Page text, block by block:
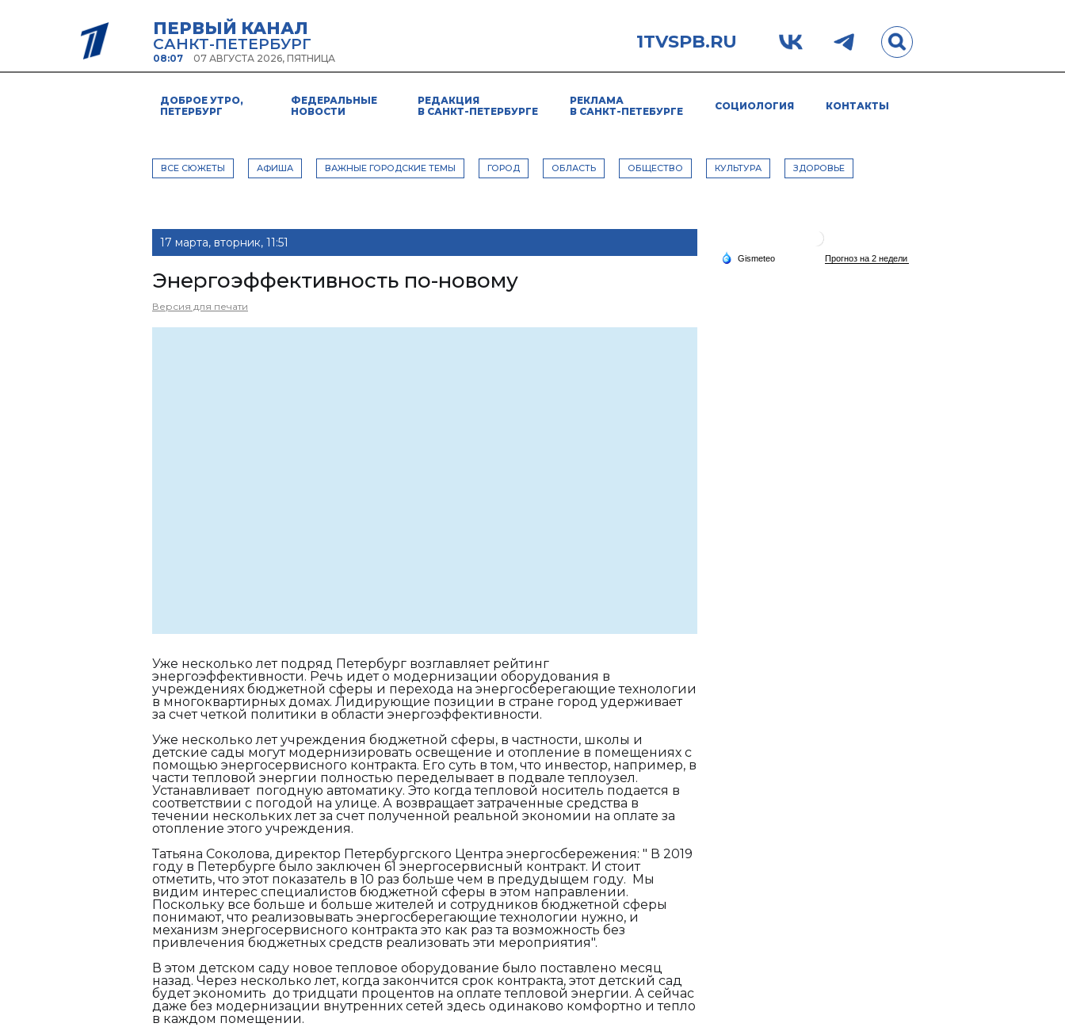
ПЕРВЫЙ КАНАЛ
САНКТ-ПЕТЕРБУРГ
08:07 07 АВГУСТА 2026, ПЯТНИЦА
1TVSPB.RU
ДОБРОЕ УТРО,
ПЕТЕРБУРГ
ФЕДЕРАЛЬНЫЕ
НОВОСТИ
РЕДАКЦИЯ
В САНКТ-ПЕТЕРБУРГЕ
РЕКЛАМА
В САНКТ-ПЕТЕБУРГЕ
СОЦИОЛОГИЯ КОНТАКТЫ
ВСЕ СЮЖЕТЫ АФИША ВАЖНЫЕ ГОРОДСКИЕ ТЕМЫ ГОРОД ОБЛАСТЬ ОБЩЕСТВО КУЛЬТУРА ЗДОРОВЬЕ
17 марта, вторник, 11:51
Энергоэффективность по-новому
Версия для печати
Уже несколько лет подряд Петербург возглавляет рейтинг
энергоэффективности. Речь идет о модернизации оборудования в
учреждениях бюджетной сферы и перехода на энергосберегающие технологии
в многоквартирных домах. Лидирующие позиции в стране город удерживает
за счет четкой политики в области энергоэффективности.
Уже несколько лет учреждения бюджетной сферы, в частности, школы и
детские сады могут модернизировать освещение и отопление в помещениях с
помощью энергосервисного контракта. Его суть в том, что инвестор, например, в
части тепловой энергии полностью переделывает в подвале теплоузел.
Устанавливает погодную автоматику. Это когда тепловой носитель подается в
соответствии с погодой на улице. А возвращает затраченные средства в
течении нескольких лет за счет полученной реальной экономии на оплате за
отопление этого учреждения.
Татьяна Соколова, директор Петербургского Центра энергосбережения: " В 2019
году в Петербурге было заключен 61 энергосервисный контракт. И стоит
отметить, что этот показатель в 10 раз больше чем в предудыщем году. Мы
видим интерес специалистов бюджетной сферы в этом направлении.
Поскольку все больше и больше жителей и сотрудников бюджетной сферы
понимают, что реализовывать энергосберегающие технологии нужно, и
механизм энергосервисного контракта это как раз та возможность без
привлечения бюджетных средств реализовать эти мероприятия".
В этом детском саду новое тепловое оборудование было поставлено месяц
назад. Через несколько лет, когда закончится срок контракта, этот детский сад
будет экономить до тридцати процентов на оплате тепловой энергии. А сейчас
даже без модернизации внутренних сетей здесь одинаково комфортно и тепло
в каждом помещении.